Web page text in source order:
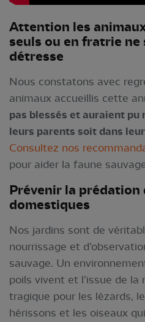
Attention les
seuls ou en fratrie ne
détresse
Nous constatons avec
animaux accueillis cette
pas blessés et auraient pu
leurs parents soit dans
Consultez nos
pour aider la faune
Prévenir la prédation
domestiques
Nos jardins sont de
nourrissage et
sauvage. Un
poils vivent et l’issue de la
tragique pour les lézards,
hérissons et les oiseaux